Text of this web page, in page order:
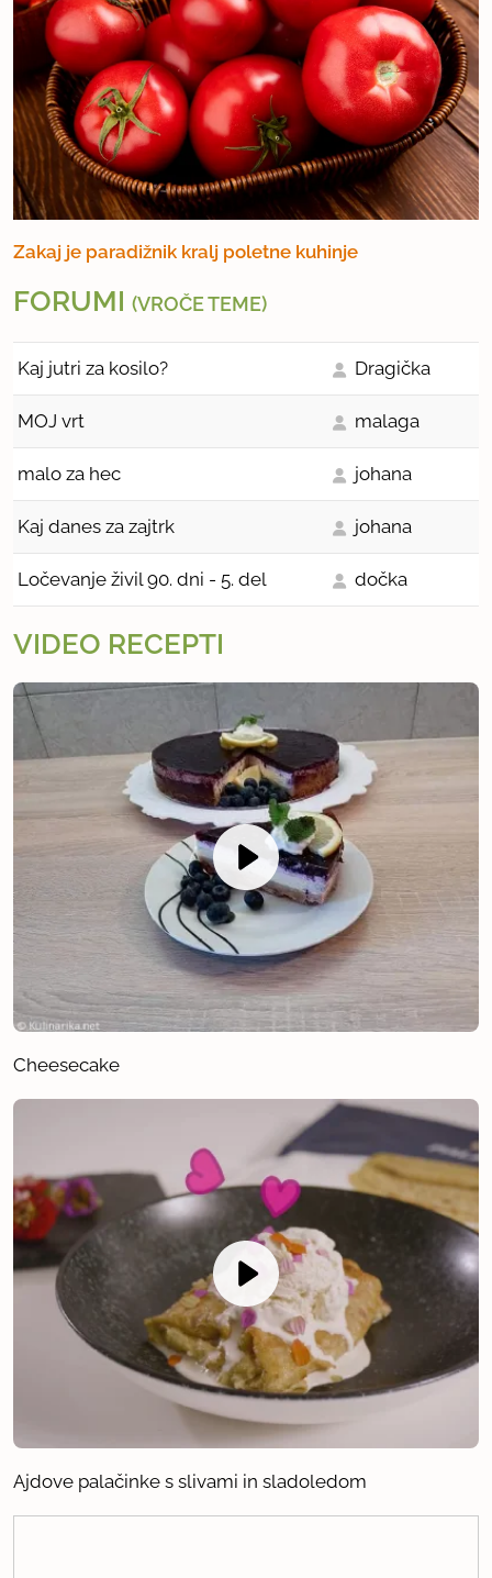
Zakaj je paradižnik kralj poletne kuhinje
FORUMI (VROČE TEME)
Kaj jutri za kosilo? Dragička
MOJ vrt malaga
malo za hec johana
Kaj danes za zajtrk johana
Ločevanje živil 90. dni - 5. del dočka
VIDEO RECEPTI
Cheesecake
Ajdove palačinke s slivami in sladoledom